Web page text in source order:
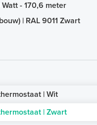
Watt - 170,6 meter
| RAL 9011 Zwart
| Wit
| Zwart